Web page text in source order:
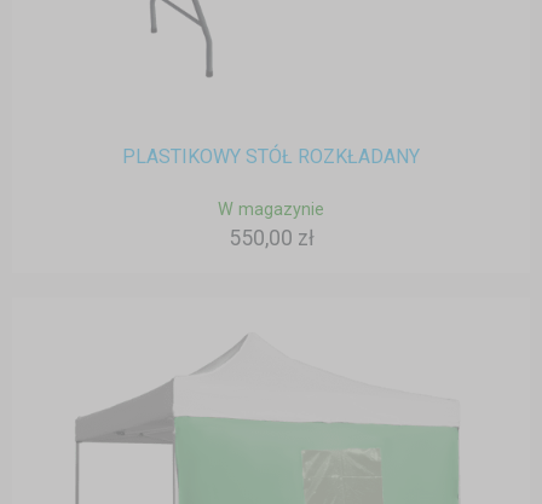
PLASTIKOWY STÓŁ ROZKŁADANY
W magazynie
550,00 zł